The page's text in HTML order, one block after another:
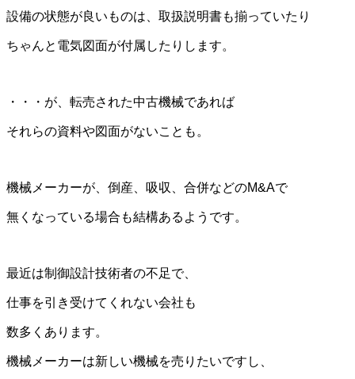
設備の状態が良いものは、取扱説明書も揃っていたり
ちゃんと電気図面が付属したりします。
・・・が、転売された中古機械であれば
それらの資料や図面がないことも。
機械メーカーが、倒産、吸収、合併などのM&Aで
無くなっている場合も結構あるようです。
最近は制御設計技術者の不足で、
仕事を引き受けてくれない会社も
数多くあります。
機械メーカーは新しい機械を売りたいですし、